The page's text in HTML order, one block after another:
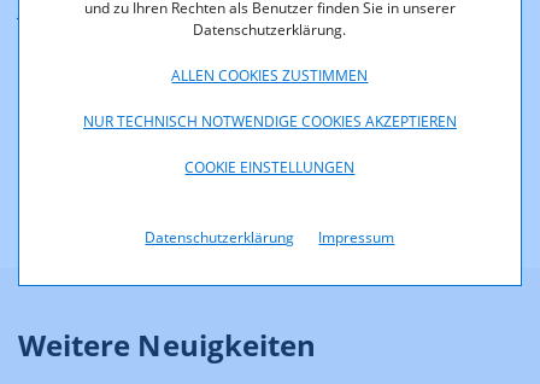
und zu Ihren Rechten als Benutzer finden Sie in unserer
Datenschutzerklärung.
ALLEN COOKIES ZUSTIMMEN
NUR TECHNISCH NOTWENDIGE COOKIES AKZEPTIEREN
COOKIE EINSTELLUNGEN
Datenschutzerklärung Impressum
Journalist, dann als Geschäftsführer des
Kabelunternehmens „Telekabel Graz GmbH“, weiters der
war er der Geschäftsführer des ersten österreichischen
Privatradios „Antenne Steiermark GmbH“.
Weitere Neuigkeiten